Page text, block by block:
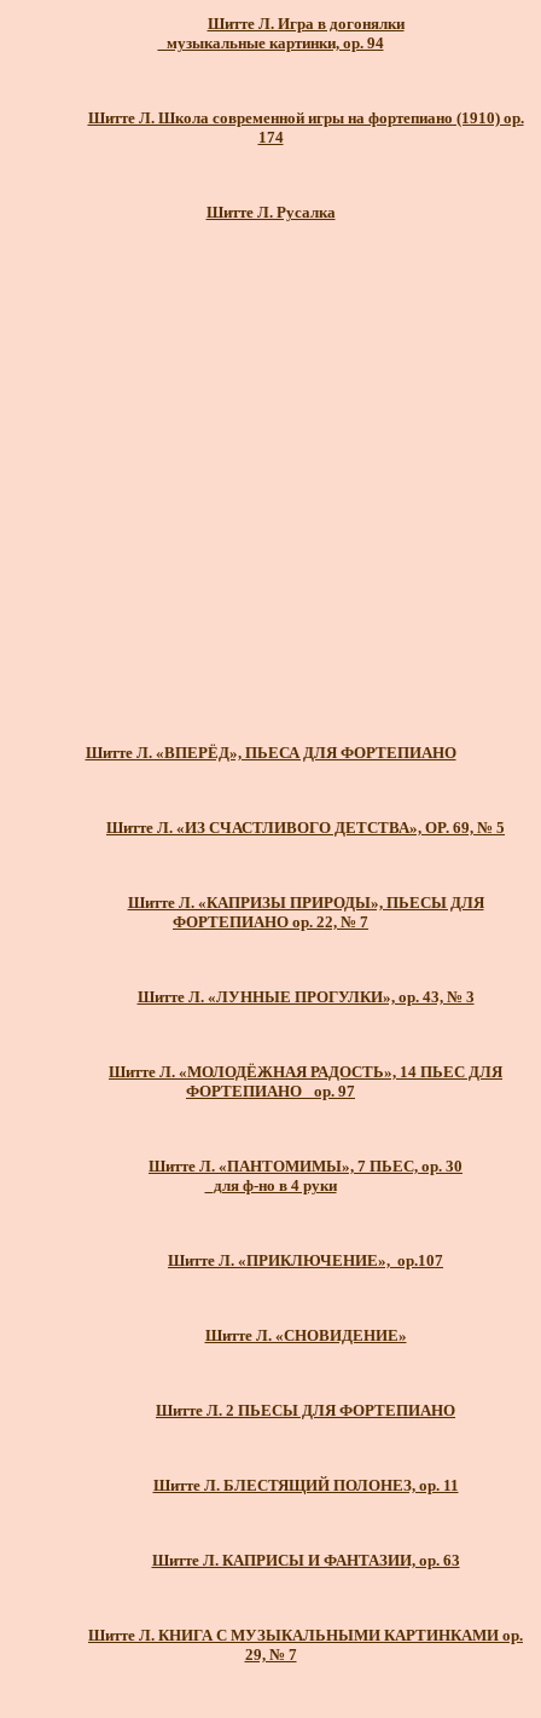
Шитте Л. Игра в догонялки
_музыкальные картинки, ор. 94
Шитте Л. Школа современной игры на фортепиано (1910) ор.
174
Шитте Л. Русалка
Шитте Л. «ВПЕРЁД», ПЬЕСА ДЛЯ ФОРТЕПИАНО
Шитте Л. «ИЗ СЧАСТЛИВОГО ДЕТСТВА», OP. 69, № 5
Шитте Л. «КАПРИЗЫ ПРИРОДЫ», ПЬЕСЫ ДЛЯ
ФОРТЕПИАНО ор. 22, № 7
Шитте Л. «ЛУННЫЕ ПРОГУЛКИ», ор. 43, № 3
Шитте Л. «МОЛОДЁЖНАЯ РАДОСТЬ», 14 ПЬЕС ДЛЯ
ФОРТЕПИАНО_ ор. 97
Шитте Л. «ПАНТОМИМЫ», 7 ПЬЕС, ор. 30
_для ф-но в 4 руки
Шитте Л. «ПРИКЛЮЧЕНИЕ», ор.107
Шитте Л. «СНОВИДЕНИЕ»
Шитте Л. 2 ПЬЕСЫ ДЛЯ ФОРТЕПИАНО
Шитте Л. БЛЕСТЯЩИЙ ПОЛОНЕЗ, ор. 11
Шитте Л. КАПРИСЫ И ФАНТАЗИИ, ор. 63
Шитте Л. КНИГА С МУЗЫКАЛЬНЫМИ КАРТИНКАМИ ор.
29, № 7